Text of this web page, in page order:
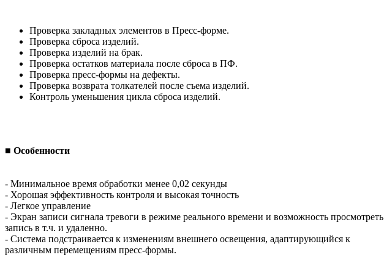
Проверка закладных элементов в Пресс-форме.
Проверка сброса изделий.
Проверка изделий на брак.
Проверка остатков материала после сброса в ПФ.
Проверка пресс-формы на дефекты.
Проверка возврата толкателей после съема изделий.
Контроль уменьшения цикла сброса изделий.
■ Особенности
- Минимальное время обработки менее 0,02 секунды
- Хорошая эффективность контроля и высокая точность
- Легкое управление
- Экран записи сигнала тревоги в режиме реального времени и возможность просмотреть
запись в т.ч. и удаленно.
- Система подстраивается к изменениям внешнего освещения, адаптирующийся к
различным перемещениям пресс-формы.